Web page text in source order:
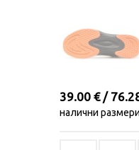
39.00 € /
налични